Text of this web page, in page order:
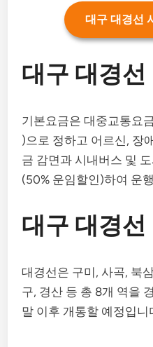
대구 대경선
대구 대경선
기본요금은 대중교통요
)으로 정하고 어르신, 장
금 감면과 시내버스 및
(50% 운임할인)하여 운
대구 대경선
대경선은 구미, 사곡, 북
구, 경산 등 총 8개 역을
말 이후 개통할 예정입니